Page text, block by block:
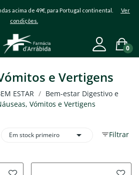
acima de 49€, para Portugal continental. Ver
condições.
0
e Vertigens
ESTAR
Bem-estar Digestivo e
Vómitos e Vertigens
Filtrar
Em stock primeiro 